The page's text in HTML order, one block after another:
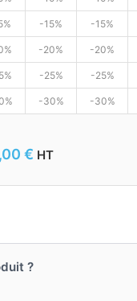
-15% -15%
-20% -20%
-25% -25%
-30% -30%
€ HT
?